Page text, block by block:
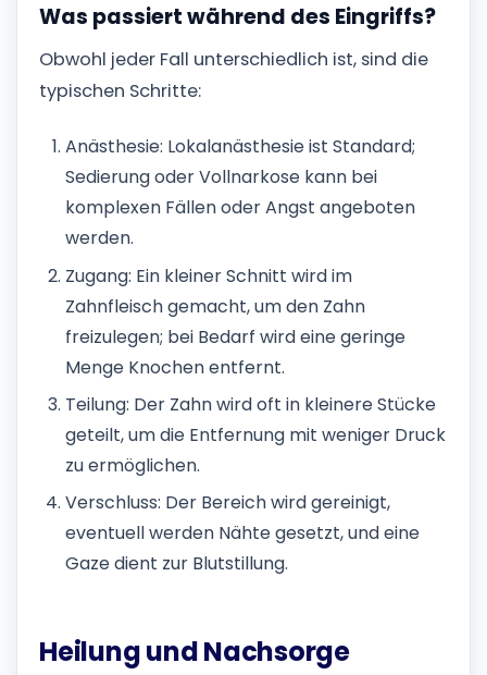
Was passiert während des Eingriffs?
Obwohl jeder Fall unterschiedlich ist, sind die
typischen Schritte:
Anästhesie: Lokalanästhesie ist Standard;
Sedierung oder Vollnarkose kann bei
komplexen Fällen oder Angst angeboten
werden.
Zugang: Ein kleiner Schnitt wird im
Zahnfleisch gemacht, um den Zahn
freizulegen; bei Bedarf wird eine geringe
Menge Knochen entfernt.
Teilung: Der Zahn wird oft in kleinere Stücke
geteilt, um die Entfernung mit weniger Druck
zu ermöglichen.
Verschluss: Der Bereich wird gereinigt,
eventuell werden Nähte gesetzt, und eine
Gaze dient zur Blutstillung.
Heilung und Nachsorge